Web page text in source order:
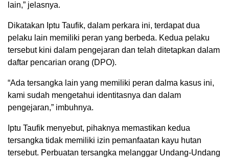
lain,” jelasnya.
Dikatakan Iptu Taufik, dalam perkara ini, terdapat dua
pelaku lain memiliki peran yang berbeda. Kedua pelaku
tersebut kini dalam pengejaran dan telah ditetapkan dalam
daftar pencarian orang (DPO).
“Ada tersangka lain yang memiliki peran dalma kasus ini,
kami sudah mengetahui identitasnya dan dalam
pengejaran,” imbuhnya.
Iptu Taufik menyebut, pihaknya memastikan kedua
tersangka tidak memiliki izin pemanfaatan kayu hutan
tersebut. Perbuatan tersangka melanggar Undang-Undang